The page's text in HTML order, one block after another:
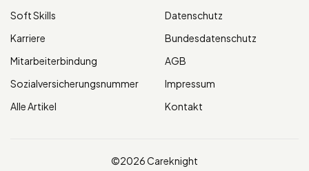
Soft Skills
Karriere
Mitarbeiterbindung
Sozialversicherungsnummer
Alle Artikel
Datenschutz
Bundesdatenschutz
AGB
Impressum
Kontakt
©2026 Careknight